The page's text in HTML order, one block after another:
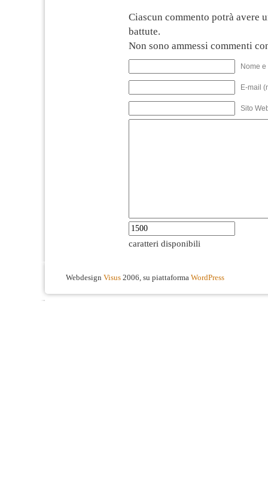
Ciascun commento potrà avere
battute.
Non sono ammessi commenti
Nome
E-mail
Sito
caratteri disponibili
Webdesign Visus 2006, su piattaforma WordPress